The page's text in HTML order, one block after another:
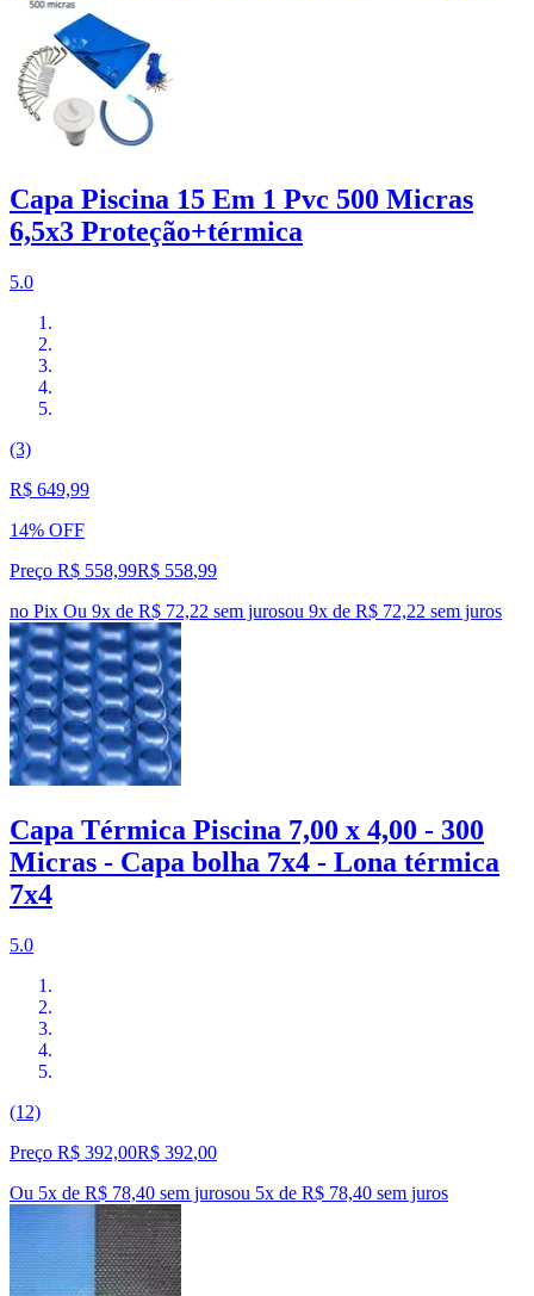
Capa Piscina 15 Em 1 Pvc 500 Micras
6,5x3 Proteção+térmica
5.0
(3)
R$ 649,99
14% OFF
Preço R$ 558,99R$ 558,99
no Pix Ou 9x de R$ 72,22 sem jurosou 9x de R$ 72,22 sem juros
Capa Térmica Piscina 7,00 x 4,00 - 300
Micras - Capa bolha 7x4 - Lona térmica
7x4
5.0
(12)
Preço R$ 392,00R$ 392,00
Ou 5x de R$ 78,40 sem jurosou 5x de R$ 78,40 sem juros